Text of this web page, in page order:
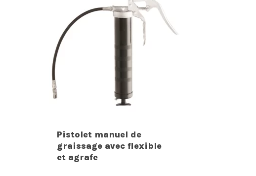
Pistolet manuel de
graissage avec flexible
et agrafe